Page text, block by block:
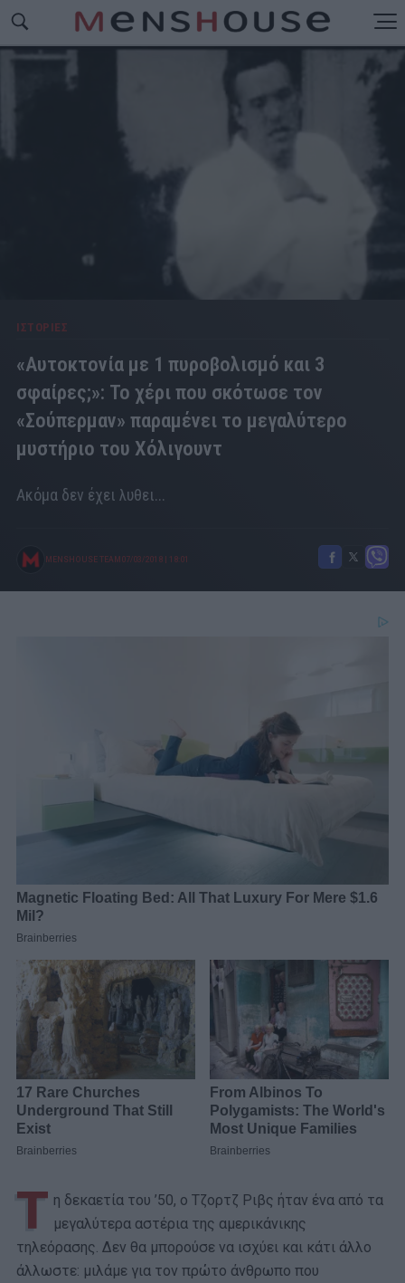
ΙΣΤΟΡΙΕΣ
«Αυτοκτονία με 1 πυροβολισμό και 3
σφαίρες;»: Το χέρι που σκότωσε τον
«Σούπερμαν» παραμένει το μεγαλύτερο
μυστήριο του Χόλιγουντ
Ακόμα δεν έχει λυθει...
MENSHOUSE TEAM 07/03/2018 18:01
Τ η δεκαετία του ’50, ο Τζορτζ Ριβς ήταν ένα από τα
μεγαλύτερα αστέρια της αμερικάνικης
τηλεόρασης. Δεν θα μπορούσε να ισχύει και κάτι άλλο
άλλωστε: μιλάμε για τον πρώτο άνθρωπο που